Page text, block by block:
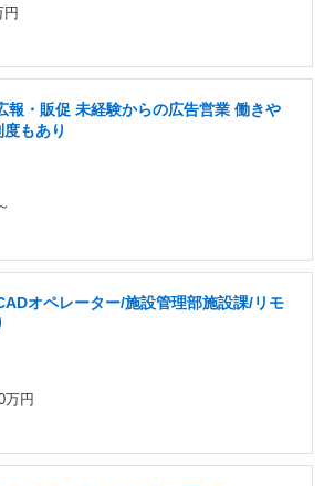
円
報・販促 未経験からの広告営業 働きや
もあり
オペレーター/施設管理部施設課/リモ
万円